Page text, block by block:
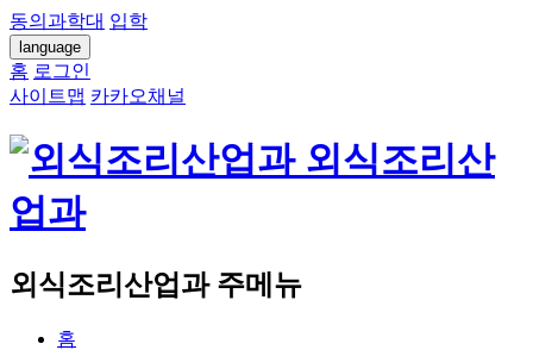
동의과학대 입학
language
홈 로그인
사이트맵 카카오채널
외식조리산
업과
외식조리산업과 주메뉴
홈